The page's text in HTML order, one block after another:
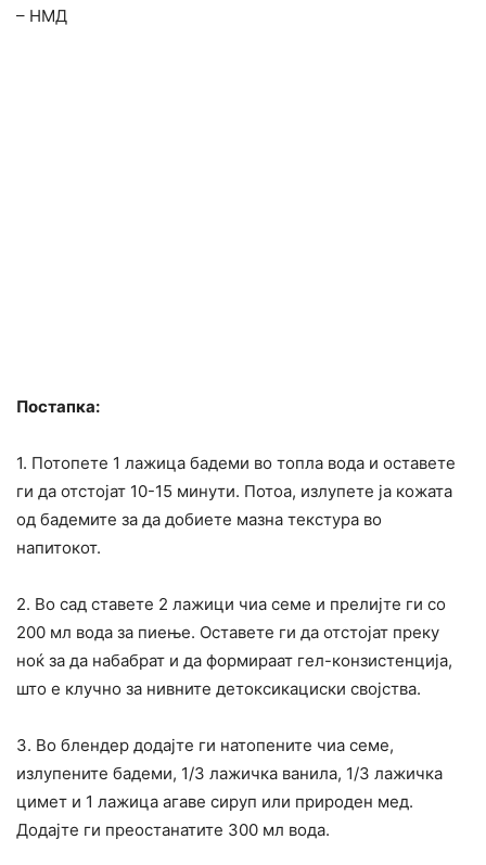
– НМД
Постапка:
1. Потопете 1 лажица бадеми во топла вода и оставете
ги да отстојат 10-15 минути. Потоа, излупете ја кожата
од бадемите за да добиете мазна текстура во
напитокот.
2. Во сад ставете 2 лажици чиа семе и прелијте ги со
200 мл вода за пиење. Оставете ги да отстојат преку
ноќ за да набабрат и да формираат гел-конзистенција,
што е клучно за нивните детоксикациски својства.
3. Во блендер додајте ги натопените чиа семе,
излупените бадеми, 1/3 лажичка ванила, 1/3 лажичка
цимет и 1 лажица агаве сируп или природен мед.
Додајте ги преостанатите 300 мл вода.